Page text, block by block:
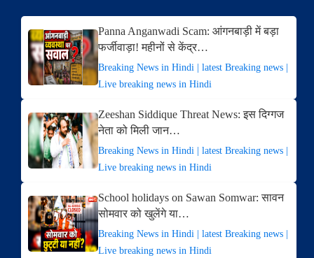
Panna Anganwadi Scam: आंगनबाड़ी में बड़ा
फर्जीवाड़ा! महीनों से केंद्र…
Breaking News in Hindi | latest Breaking news |
Live breaking news in Hindi
Zeeshan Siddique Threat News: इस दिग्गज
नेता को मिली जान…
Breaking News in Hindi | latest Breaking news |
Live breaking news in Hindi
School holidays on Sawan Somwar: सावन
सोमवार को खुलेंगे या…
Breaking News in Hindi | latest Breaking news |
Live breaking news in Hindi